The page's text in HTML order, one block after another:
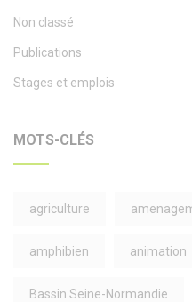
Non classé
Publications
Stages et emplois
MOTS-CLÉS
agriculture
amphibien animation
Bassin Seine-Normandie